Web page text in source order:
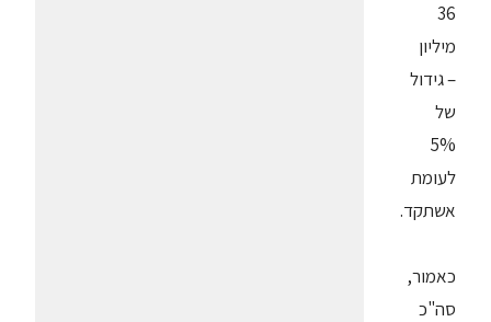
36
מיליון
– גידול
של
5%
לעומת
אשתקד.
כאמור,
סה"כ